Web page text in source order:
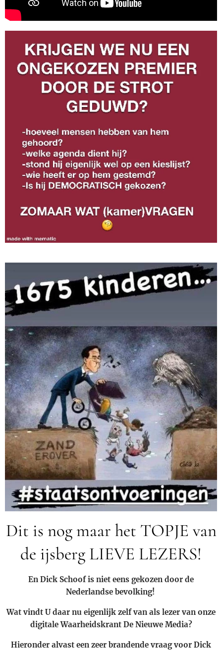
Dit is nog maar het TOPJE van
de ijsberg LIEVE LEZERS!
En Dick Schoof is niet eens gekozen door de
Nederlandse bevolking!
Wat vindt U daar nu eigenlijk zelf van als lezer van onze
digitale Waarheidskrant De Nieuwe Media?
Hieronder alvast een zeer brandende vraag voor Dick